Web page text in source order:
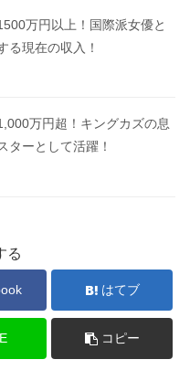
万円以上！国際派女優と
る現在の収入！
万円超！キングカズの息
ターとして活躍！
る
はてブ
コピー